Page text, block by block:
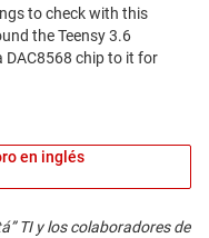
en inglés
TI y los colaboradores de